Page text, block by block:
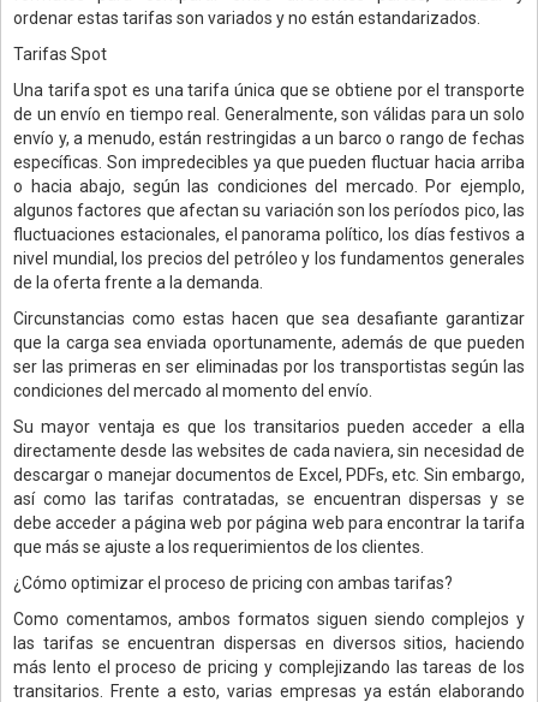
ordenar estas tarifas son variados y no están estandarizados.
Tarifas Spot
Una tarifa spot es una tarifa única que se obtiene por el transporte
de un envío en tiempo real. Generalmente, son válidas para un solo
envío y, a menudo, están restringidas a un barco o rango de fechas
específicas. Son impredecibles ya que pueden fluctuar hacia arriba
o hacia abajo, según las condiciones del mercado. Por ejemplo,
algunos factores que afectan su variación son los períodos pico, las
fluctuaciones estacionales, el panorama político, los días festivos a
nivel mundial, los precios del petróleo y los fundamentos generales
de la oferta frente a la demanda.
Circunstancias como estas hacen que sea desafiante garantizar
que la carga sea enviada oportunamente, además de que pueden
ser las primeras en ser eliminadas por los transportistas según las
condiciones del mercado al momento del envío.
Su mayor ventaja es que los transitarios pueden acceder a ella
directamente desde las websites de cada naviera, sin necesidad de
descargar o manejar documentos de Excel, PDFs, etc. Sin embargo,
así como las tarifas contratadas, se encuentran dispersas y se
debe acceder a página web por página web para encontrar la tarifa
que más se ajuste a los requerimientos de los clientes.
¿Cómo optimizar el proceso de pricing con ambas tarifas?
Como comentamos, ambos formatos siguen siendo complejos y
las tarifas se encuentran dispersas en diversos sitios, haciendo
más lento el proceso de pricing y complejizando las tareas de los
transitarios. Frente a esto, varias empresas ya están elaborando